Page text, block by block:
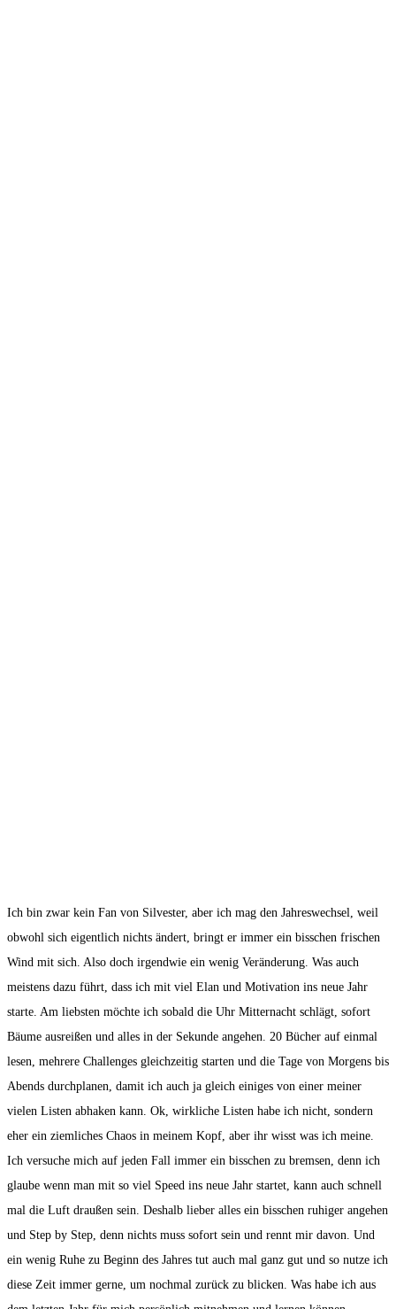
Ich bin zwar kein Fan von Silvester, aber ich mag den Jahreswechsel, weil
obwohl sich eigentlich nichts ändert, bringt er immer ein bisschen frischen
Wind mit sich. Also doch irgendwie ein wenig Veränderung. Was auch
meistens dazu führt, dass ich mit viel Elan und Motivation ins neue Jahr
starte. Am liebsten möchte ich sobald die Uhr Mitternacht schlägt, sofort
Bäume ausreißen und alles in der Sekunde angehen. 20 Bücher auf einmal
lesen, mehrere Challenges gleichzeitig starten und die Tage von Morgens bis
Abends durchplanen, damit ich auch ja gleich einiges von einer meiner
vielen Listen abhaken kann. Ok, wirkliche Listen habe ich nicht, sondern
eher ein ziemliches Chaos in meinem Kopf, aber ihr wisst was ich meine.
Ich versuche mich auf jeden Fall immer ein bisschen zu bremsen, denn ich
glaube wenn man mit so viel Speed ins neue Jahr startet, kann auch schnell
mal die Luft draußen sein. Deshalb lieber alles ein bisschen ruhiger angehen
und Step by Step, denn nichts muss sofort sein und rennt mir davon. Und
ein wenig Ruhe zu Beginn des Jahres tut auch mal ganz gut und so nutze ich
diese Zeit immer gerne, um nochmal zurück zu blicken. Was habe ich aus